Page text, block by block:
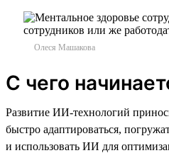
Олеся Машакова
С чего
Развитие ИИ-технологий
быстро адаптироваться,
и использовать ИИ для